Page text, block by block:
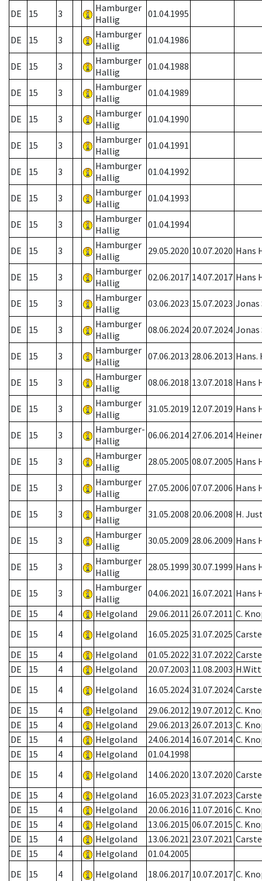
DE 15 3
Hamburger
Hallig
01.04.1995
DE 15 3
Hamburger
Hallig
01.04.1986
DE 15 3
Hamburger
Hallig
01.04.1988
DE 15 3
Hamburger
Hallig
01.04.1989
DE 15 3
Hamburger
Hallig
01.04.1990
DE 15 3
Hamburger
Hallig
01.04.1991
DE 15 3
Hamburger
Hallig
01.04.1992
DE 15 3
Hamburger
Hallig
01.04.1993
DE 15 3
Hamburger
Hallig
01.04.1994
DE 15 3
Hamburger
Hallig
29.05.2020 10.07.2020 Hans
DE 15 3
Hamburger
Hallig
02.06.2017 14.07.2017 Hans
DE 15 3
Hamburger
Hallig
03.06.2023 15.07.2023
DE 15 3
Hamburger
Hallig
08.06.2024 20.07.2024
DE 15 3
Hamburger
Hallig
07.06.2013 28.06.2013 Hans.
DE 15 3
Hamburger
Hallig
08.06.2018 13.07.2018 Hans
DE 15 3
Hamburger
Hallig
31.05.2019 12.07.2019 Hans
DE 15 3
Hamburger-
Hallig
06.06.2014 27.06.2014
DE 15 3
Hamburger
Hallig
28.05.2005 08.07.2005 Hans
DE 15 3
Hamburger
Hallig
27.05.2006 07.07.2006 Hans
DE 15 3
Hamburger
Hallig
31.05.2008 20.06.2008 H.
DE 15 3
Hamburger
Hallig
30.05.2009 28.06.2009 Hans
DE 15 3
Hamburger
Hallig
28.05.1999 30.07.1999 Hans
DE 15 3
Hamburger
Hallig
04.06.2021 16.07.2021 Hans
DE
15 4 Helgoland 29.06.2011 26.07.2011 C.
DE
15 4 Helgoland 16.05.2025 31.07.2025
DE
15 4 Helgoland 01.05.2022 31.07.2022
DE
15 4 Helgoland 20.07.2003 11.08.2003 H.Witt
DE
15 4 Helgoland 16.05.2024 31.07.2024
DE
15 4 Helgoland 29.06.2012 19.07.2012 C.
DE
15 4 Helgoland 29.06.2013 26.07.2013 C.
DE
15 4 Helgoland 24.06.2014 16.07.2014 C.
DE
15 4 Helgoland
01.04.1998
DE
15 4 Helgoland 14.06.2020 13.07.2020
DE
15 4 Helgoland 16.05.2023 31.07.2023
DE
15 4 Helgoland 20.06.2016 11.07.2016 C.
DE
15 4 Helgoland 13.06.2015 06.07.2015 C.
DE
15 4 Helgoland 13.06.2021 23.07.2021
DE
15 4 Helgoland
01.04.2005
DE
15 4 Helgoland 18.06.2017 10.07.2017 C.